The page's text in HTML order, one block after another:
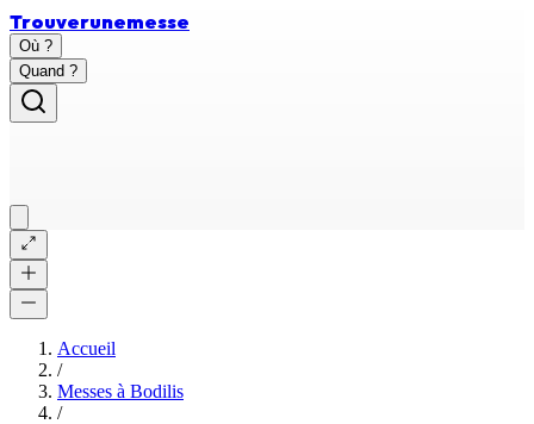
Trouverunemesse
Où ?
Quand ?
Accueil
/
Messes à Bodilis
/